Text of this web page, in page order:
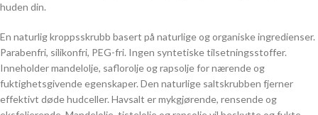
huden din.
En naturlig kroppsskrubb basert på naturlige og organiske ingredienser.
Parabenfri, silikonfri, PEG-fri. Ingen syntetiske tilsetningsstoffer.
Inneholder mandelolje, saflorolje og rapsolje for nærende og
fuktighetsgivende egenskaper. Den naturlige saltskrubben fjerner
effektivt døde hudceller. Havsalt er mykgjørende, rensende og